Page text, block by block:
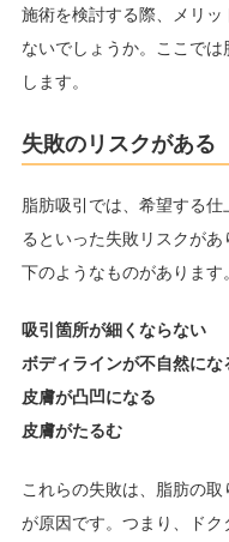
施術を検討する際、メリ
ないでしょうか。ここで
します。
失敗のリスクがある
脂肪吸引では、希望する
るといった失敗リスクが
下のようなものがあります。
吸引箇所が細くならない
ボディラインが不自然にな
皮膚が凸凹になる
皮膚がたるむ
これらの失敗は、脂肪の
が原因です。つまり、ド